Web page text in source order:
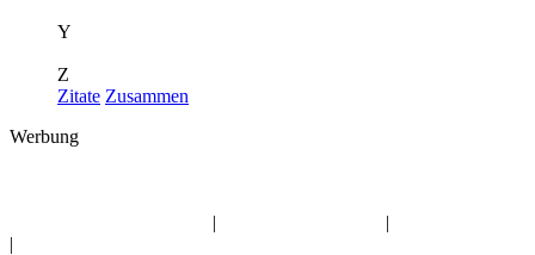
Y
Z
Zitate Zusammen
Werbung
| |
|